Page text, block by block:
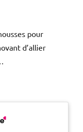
pour
d’allier